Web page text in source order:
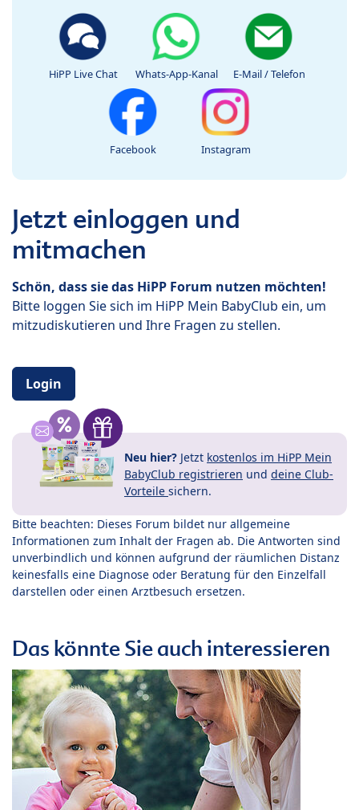
HiPP Live Chat Whats-App-Kanal E-Mail / Telefon
Facebook Instagram
Jetzt einloggen und
mitmachen
Schön, dass sie das HiPP Forum nutzen möchten!
Bitte loggen Sie sich im HiPP Mein BabyClub ein, um
mitzudiskutieren und Ihre Fragen zu stellen.
Login
Neu hier? Jetzt kostenlos im HiPP Mein
BabyClub registrieren und deine Club-
Vorteile sichern.
Bitte beachten: Dieses Forum bildet nur allgemeine
Informationen zum Inhalt der Fragen ab. Die Antworten sind
unverbindlich und können aufgrund der räumlichen Distanz
keinesfalls eine Diagnose oder Beratung für den Einzelfall
darstellen oder einen Arztbesuch ersetzen.
Das könnte Sie auch interessieren